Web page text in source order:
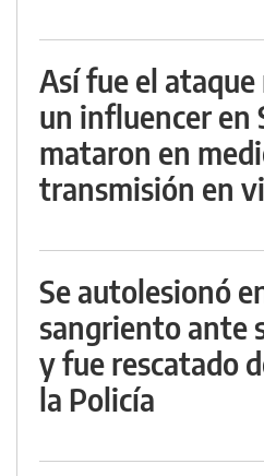
Así fue el
un influencer en
mataron en
transmisión en
Se autolesionó
sangriento ante
y fue rescatado
la Policía